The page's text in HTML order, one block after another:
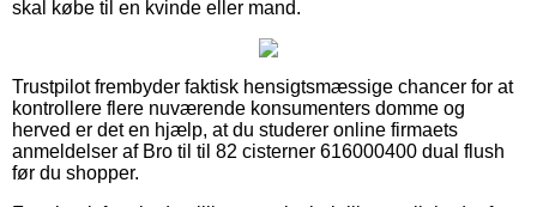
skal købe til en kvinde eller mand.
Trustpilot frembyder faktisk hensigtsmæssige chancer for at
kontrollere flere nuværende konsumenters domme og
herved er det en hjælp, at du studerer online firmaets
anmeldelser af Bro til til 82 cisterner 616000400 dual flush
før du shopper.